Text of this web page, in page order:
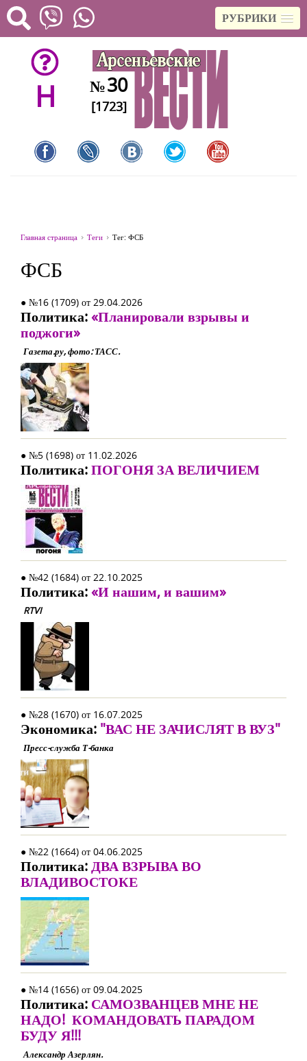
РУБРИКИ
H №30
[1723]
Главная страница Теги Тег: ФСБ
ФСБ
● №16 (1709) от 29.04.2026
Политика:«Планировали взрывы и
поджоги»
Газета.ру, фото: ТАСС.
● №5 (1698) от 11.02.2026
Политика:ПОГОНЯ ЗА ВЕЛИЧИЕМ
● №42 (1684) от 22.10.2025
Политика:«И нашим, и вашим»
RTVI
● №28 (1670) от 16.07.2025
Экономика: "ВАС НЕ ЗАЧИСЛЯТ В ВУЗ"
Пресс-служба Т-банка
● №22 (1664) от 04.06.2025
Политика:ДВА ВЗРЫВА ВО
ВЛАДИВОСТОКЕ
● №14 (1656) от 09.04.2025
Политика: САМОЗВАНЦЕВ МНЕ НЕ
НАДО! КОМАНДОВАТЬ ПАРАДОМ
БУДУ Я!!!
Александр Азерлян.